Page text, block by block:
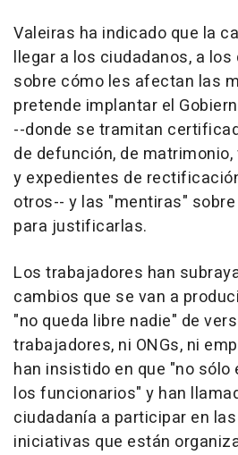
Valeiras ha indicado que la
llegar a los ciudadanos, a
sobre cómo les afectan las
pretende implantar el
--donde se tramitan
de defunción, de
y expedientes de
otros-- y las "mentiras"
para justificarlas.
Los trabajadores han
cambios que se van a
"no queda libre nadie" de
trabajadores, ni ONGs, ni
han insistido en que "no sólo
los funcionarios" y han
ciudadanía a participar en
iniciativas que están